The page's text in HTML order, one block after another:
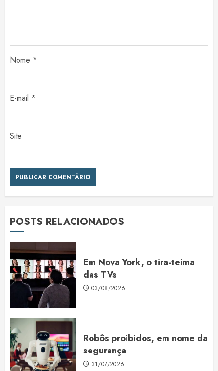
Nome *
E-mail *
Site
POSTS RELACIONADOS
Em Nova York, o tira-teima
das TVs
03/08/2026
Robôs proibidos, em nome da
segurança
31/07/2026